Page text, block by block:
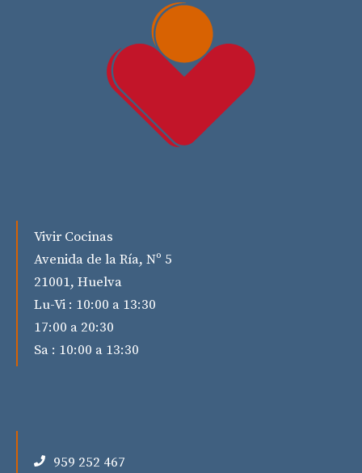
Vivir Cocinas
Avenida de la Ría, Nº 5
21001, Huelva
Lu-Vi : 10:00 a 13:30
17:00 a 20:30
Sa : 10:00 a 13:30
959 252 467